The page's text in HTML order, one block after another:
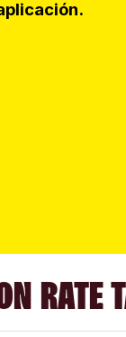
RATE